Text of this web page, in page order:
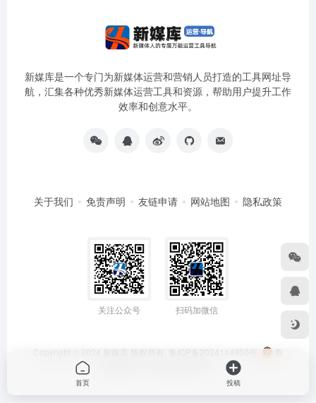
新媒库是一个专门为新媒体运营和营销人员打造的工具网址导
航，汇集各种优秀新媒体运营工具和资源，帮助用户提升工作
效率和创意水平。
关于我们 免责声明 友链申请 网站地图 隐私政策
关注公众号 扫码加微信
Copyright © 2024 新媒库 版权所有. 鲁ICP备2024114950号
鲁
首页 投稿